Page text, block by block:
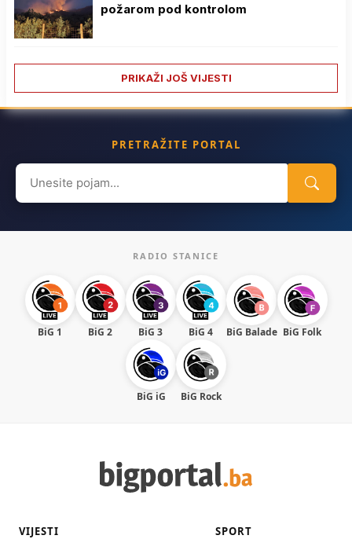
požarom pod kontrolom
PRIKAŽI JOŠ VIJESTI
PRETRAŽITE PORTAL
Search
for:
RADIO STANICE
BiG 1 BiG 2 BiG 3 BiG 4 BiG Balade BiG Folk
BiG iG BiG Rock
VIJESTI SPORT